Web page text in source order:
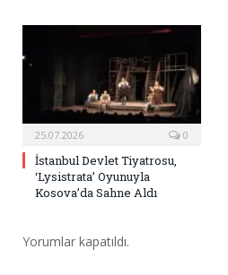
25.07.2026 0
İstanbul Devlet Tiyatrosu,
‘Lysistrata’ Oyunuyla
Kosova’da Sahne Aldı
Yorumlar kapatıldı.